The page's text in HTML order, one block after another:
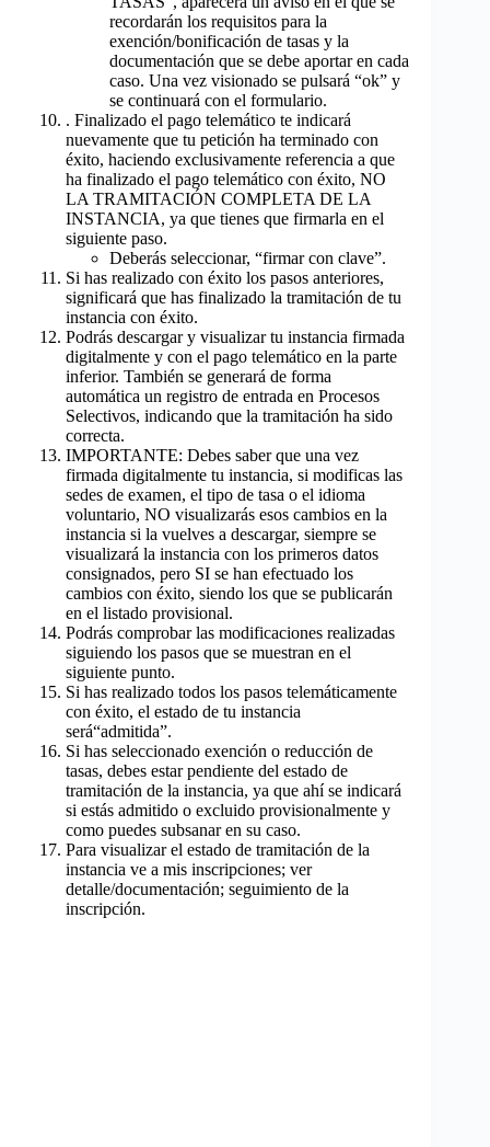
recordarán los requisitos para la
exención/bonificación de tasas y la
documentación que se debe aportar en cada
caso. Una vez visionado se pulsará “ok” y
se continuará con el formulario.
. Finalizado el pago telemático te indicará
nuevamente que tu petición ha terminado con
éxito, haciendo exclusivamente referencia a que
ha finalizado el pago telemático con éxito, NO
LA TRAMITACIÓN COMPLETA DE LA
INSTANCIA, ya que tienes que firmarla en el
siguiente paso.
Deberás seleccionar, “firmar con clave”.
Si has realizado con éxito los pasos anteriores,
significará que has finalizado la tramitación de tu
instancia con éxito.
Podrás descargar y visualizar tu instancia firmada
digitalmente y con el pago telemático en la parte
inferior. También se generará de forma
automática un registro de entrada en Procesos
Selectivos, indicando que la tramitación ha sido
correcta.
IMPORTANTE: Debes saber que una vez
firmada digitalmente tu instancia, si modificas las
sedes de examen, el tipo de tasa o el idioma
voluntario, NO visualizarás esos cambios en la
instancia si la vuelves a descargar, siempre se
visualizará la instancia con los primeros datos
consignados, pero SI se han efectuado los
cambios con éxito, siendo los que se publicarán
en el listado provisional.
Podrás comprobar las modificaciones realizadas
siguiendo los pasos que se muestran en el
siguiente punto.
Si has realizado todos los pasos telemáticamente
con éxito, el estado de tu instancia
será“admitida”.
Si has seleccionado exención o reducción de
tasas, debes estar pendiente del estado de
tramitación de la instancia, ya que ahí se indicará
si estás admitido o excluido provisionalmente y
como puedes subsanar en su caso.
Para visualizar el estado de tramitación de la
instancia ve a mis inscripciones; ver
detalle/documentación; seguimiento de la
inscripción.